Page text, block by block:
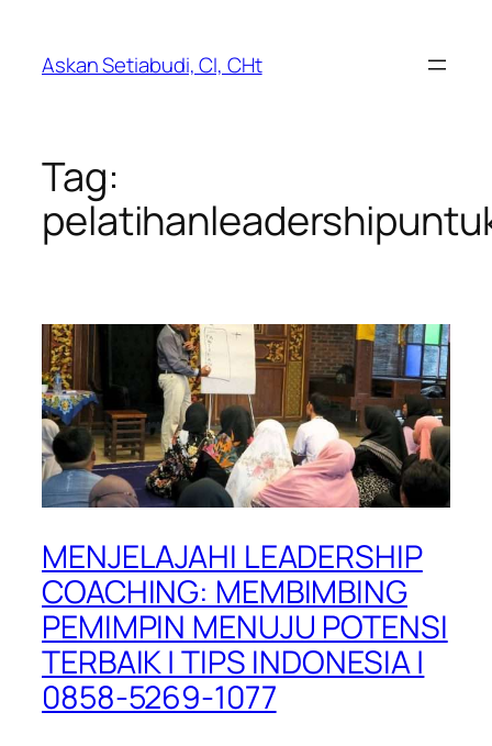
konten
Askan Setiabudi, CI, CHt
Tag:
MENJELAJAHI LEADERSHIP
COACHING: MEMBIMBING
PEMIMPIN MENUJU POTENSI
TERBAIK | TIPS INDONESIA |
0858-5269-1077